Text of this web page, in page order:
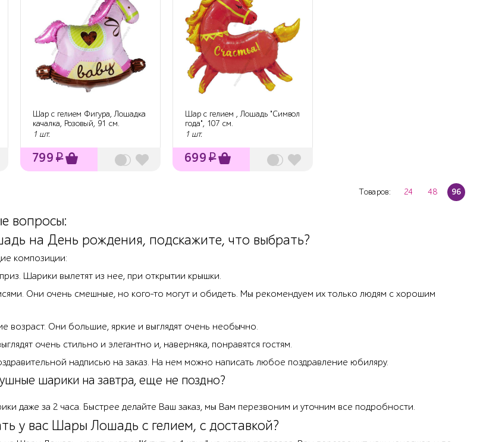
Шар с гелием Фигура, Лошадка
качалка, Розовый, 91 см.
1 шт.
799 ₽
Шар с гелием , Лошадь "Символ
года", 107 см.
1 шт.
699 ₽
Товаров: 24 48 96
вопросы:
на День рождения, подскажите, что выбрать?
композиции:
Шарики вылетят из нее, при открытии крышки.
Они очень смешные, но кого-то могут и обидеть. Мы рекомендуем их только людям с хорошим
Они большие, яркие и выглядят очень необычно.
очень стильно и элегантно и, наверняка, понравятся гостям.
надписью на заказ. На нем можно написать любое поздравление юбиляру.
шарики на завтра, еще не поздно?
даже за 2 часа. Быстрее делайте Ваш заказ, мы Вам перезвоним и уточним все подробности.
у вас Шары Лошадь с гелием, с доставкой?